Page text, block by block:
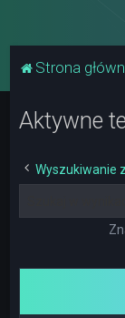
Strona
Aktywne
Wyszukiwanie